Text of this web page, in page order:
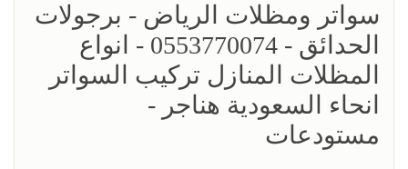
سواتر ومظلات الرياض - برجولات
الحدائق - 0553770074 - انواع
المظلات المنازل تركيب السواتر
انحاء السعودية هناجر -
مستودعات